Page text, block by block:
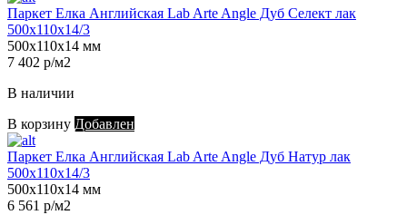
Паркет Елка Английская Lab Arte Angle Дуб Селект лак
500х110х14/3
500х110х14 мм
7 402 р/м2
В наличии
В корзину Добавлен
Паркет Елка Английская Lab Arte Angle Дуб Натур лак
500х110х14/3
500х110х14 мм
6 561 р/м2